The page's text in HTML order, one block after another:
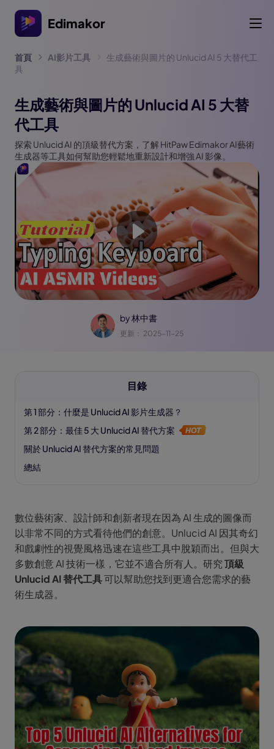
Edimakor
首頁 AI影片工具
生成藝術與圖片的 Unlucid AI 5 大替代工
具
生成藝術與圖片的 Unlucid AI 5 大替
代工具
探索 Unlucid AI 的頂級替代方案，了解 HitPaw Edimakor AI藝術
生成器等工具如何幫助您輕鬆地重新設計和增強 AI 影像。
by林中書
更新： 2025-11-25
目錄
第 1 部分：什麼是 Unlucid AI 影片生成器？
第 2 部分：最佳 5 大 Unlucid AI 替代方案
關於 Unlucid AI 替代方案的常見問題
總結
數位藝術家、設計師和創新者現在因為 AI 生成的圖像而
以非常不同的方式看待他們的創意。Unlucid AI 因其奇幻
和戲劇性的視覺風格迅速在這些工具中脫穎而出。但與大
多數創意 AI 技術一樣，它並不適合所有人。研究頂級
Unlucid AI 替代工具可以幫助您找到更適合您需求的藝
術生成器。